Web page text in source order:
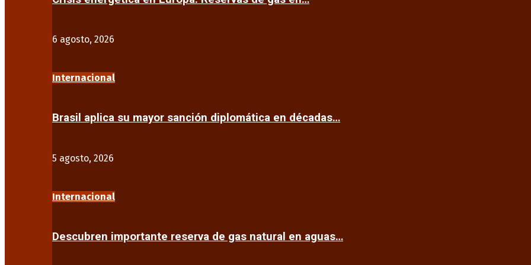
6 agosto, 2026
Internacional
Brasil aplica su mayor sanción diplomática en décadas…
5 agosto, 2026
Internacional
Descubren importante reserva de gas natural en aguas…